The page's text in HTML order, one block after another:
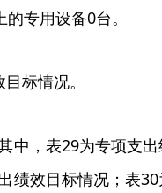
专用设备0台。
标情况。
中，表29为专项支
绩效目标情况；表